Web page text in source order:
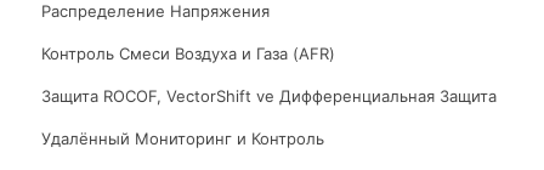
Распределение Напряжения
Контроль Смеси Воздуха и Газа (AFR)
Защита ROCOF, VectorShift ve Дифференциальная Защита
Удалённый Мониторинг и Контроль